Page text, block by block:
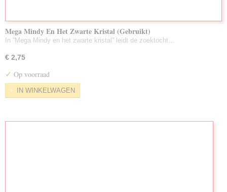
Mega Mindy En Het Zwarte Kristal (Gebruikt)
In ''Mega Mindy en het zwarte kristal'' leidt de zoektocht…
€ 2,75
✓ Op voorraad
IN WINKELWAGEN